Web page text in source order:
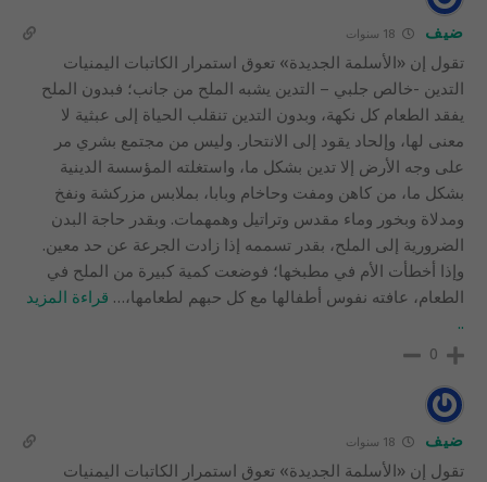
ضيف 18 سنوات
تقول إن «الأسلمة الجديدة» تعوق استمرار الكاتبات اليمنيات
التدين -خالص جلبي – التدين يشبه الملح من جانب؛ فبدون الملح
يفقد الطعام كل نكهة، وبدون التدين تنقلب الحياة إلى عبثية لا
معنى لها، وإلحاد يقود إلى الانتحار. وليس من مجتمع بشري مر
على وجه الأرض إلا تدين بشكل ما، واستغلته المؤسسة الدينية
بشكل ما، من كاهن ومفت وحاخام وبابا، بملابس مزركشة ونفخ
ومدلاة وبخور وماء مقدس وتراتيل وهمهمات. وبقدر حاجة البدن
الضرورية إلى الملح، بقدر تسممه إذا زادت الجرعة عن حد معين.
وإذا أخطأت الأم في مطبخها؛ فوضعت كمية كبيرة من الملح في
الطعام، عافته نفوس أطفالها مع كل حبهم لطعامها،… قراءة المزيد
..
0
ضيف 18 سنوات
تقول إن «الأسلمة الجديدة» تعوق استمرار الكاتبات اليمنيات